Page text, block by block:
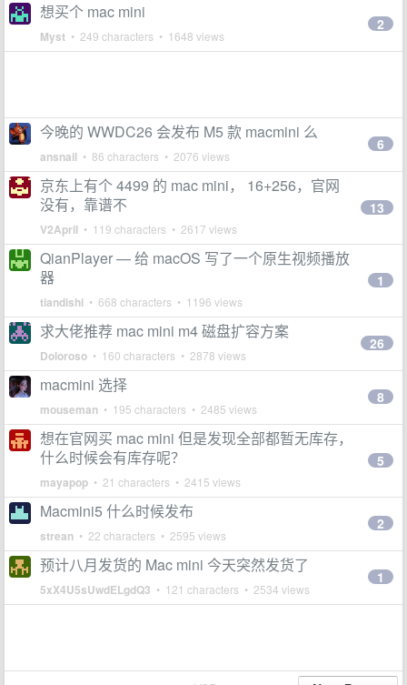
想买个 mac mini
Myst • 249 characters • 1648 views
2
今晚的 WWDC26 会发布 M5 款 macmini 么
ansnail • 86 characters • 2076 views
6
京东上有个 4499 的 mac mini， 16+256，官网
没有，靠谱不
V2April • 119 characters • 2617 views
13
QianPlayer — 给 macOS 写了一个原生视频播放
器
tiandishi • 668 characters • 1196 views
1
求大佬推荐 mac mini m4 磁盘扩容方案
Doloroso • 160 characters • 2878 views
26
macmini 选择
mouseman • 195 characters • 2485 views
8
想在官网买 mac mini 但是发现全部都暂无库存，
什么时候会有库存呢？
mayapop • 21 characters • 2415 views
5
Macmini5 什么时候发布
strean • 22 characters • 2595 views
2
预计八月发货的 Mac mini 今天突然发货了
5xX4U5sUwdELgdQ3 • 121 characters • 2534 views
1